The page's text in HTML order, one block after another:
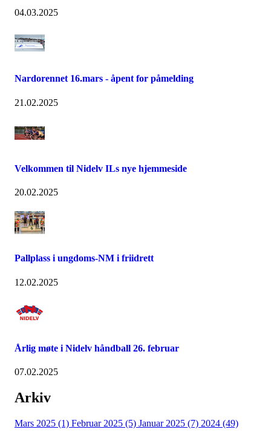
04.03.2025
Nardorennet 16.mars - åpent for påmelding
21.02.2025
Velkommen til Nidelv ILs nye hjemmeside
20.02.2025
Pallplass i ungdoms-NM i friidrett
12.02.2025
Årlig møte i Nidelv håndball 26. februar
07.02.2025
Arkiv
Mars 2025 (1) Februar 2025 (5) Januar 2025 (7) 2024 (49)